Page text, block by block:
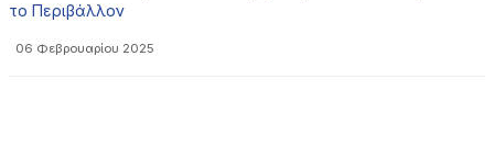
το Περιβάλλον
06 Φεβρουαρίου 2025